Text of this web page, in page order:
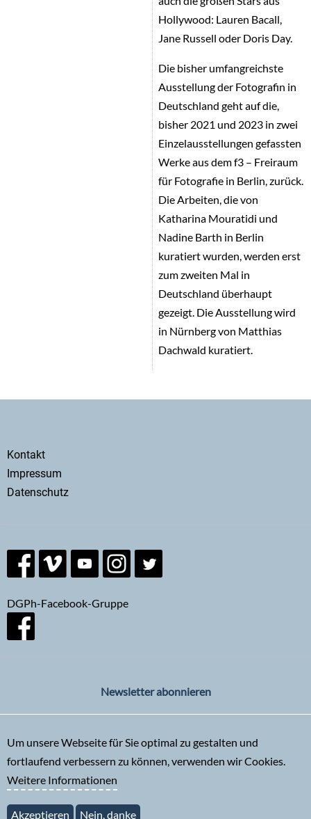
Hollywood: Lauren Bacall,
Jane Russell oder Doris Day.
Die bisher umfangreichste
Ausstellung der Fotografin in
Deutschland geht auf die,
bisher 2021 und 2023 in zwei
Einzelausstellungen gefassten
Werke aus dem f3 – Freiraum
für Fotografie in Berlin, zurück.
Die Arbeiten, die von
Katharina Mouratidi und
Nadine Barth in Berlin
kuratiert wurden, werden erst
zum zweiten Mal in
Deutschland überhaupt
gezeigt. Die Ausstellung wird
in Nürnberg von Matthias
Dachwald kuratiert.
Secondary
menu
Kontakt
Impressum
Datenschutz
DGPh-Facebook-Gruppe
Newsletter abonnieren
Um unsere Webseite für Sie optimal zu gestalten und
fortlaufend verbessern zu können, verwenden wir Cookies.
Weitere Informationen
Akzeptieren Nein, danke